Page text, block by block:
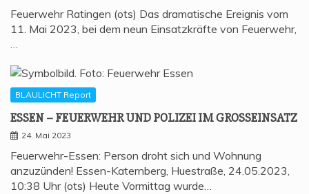
Feuerwehr Ratingen (ots) Das dramatische Ereignis vom
11. Mai 2023, bei dem neun Einsatzkräfte von Feuerwehr,
…
BLAULICHT Report
ESSEN – FEU­ER­WEHR UND POLI­ZEI IM GROSSEINSATZ
24. Mai 2023
Feuerwehr-Essen: Person droht sich und Wohnung
anzuzünden! Essen-Katernberg, Huestraße, 24.05.2023,
10:38 Uhr (ots) Heute Vormittag wurde…